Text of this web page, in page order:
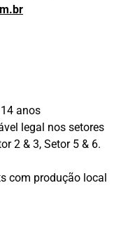
anos
legal nos setores
2 & 3, Setor 5 & 6.
com produção local